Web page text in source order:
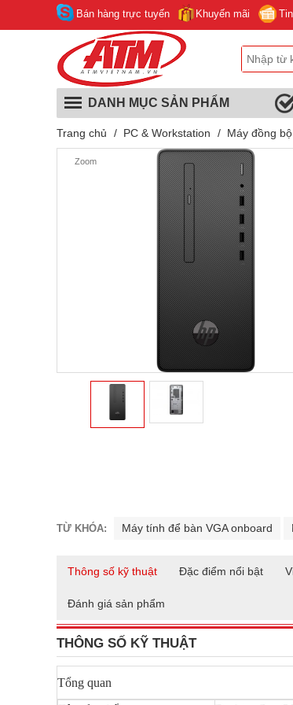
Bán hàng trực tuyến Khuyến mãi
DANH MỤC SẢN PHẨM
Trang chủ / PC & Workstation / Máy đồng
Zoom
TỪ KHÓA: Máy tính để bàn VGA onboard
Thông số kỹ thuật Đặc điểm nổi bật
Đánh giá sản phẩm
THÔNG SỐ KỸ THUẬT
Tổng quan